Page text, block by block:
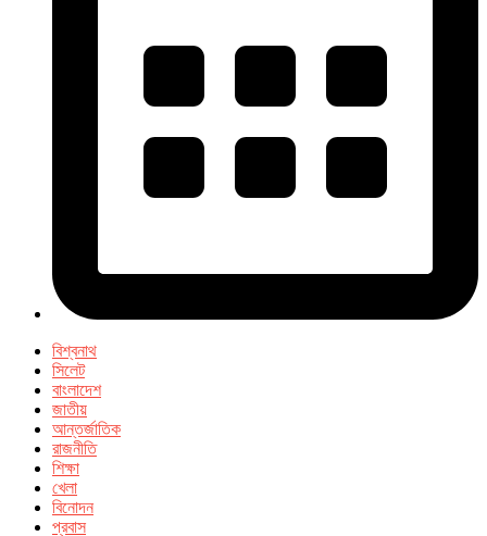
বিশ্বনাথ
সিলেট
বাংলাদেশ
জাতীয়
আন্তর্জাতিক
রাজনীতি
শিক্ষা
খেলা
বিনোদন
প্রবাস